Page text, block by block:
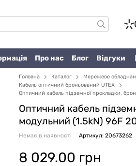
Про нас Блог Відгуки
Головна Каталог Мережеве
Кабель оптичний броньований UTEX
Оптичний кабель підземної прокладки,
Оптичний кабель
модульний (1.5kN) 96F
Немає в наявності Артикул: 20673262
8 029.00 грн